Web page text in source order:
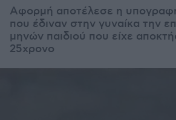
Αφορμή αποτέλεσε η
που έδιναν στην γυναίκα την
μηνών παιδιού που είχε
25χρονο